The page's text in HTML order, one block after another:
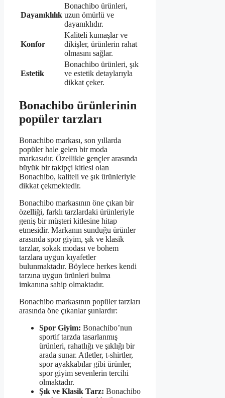
Dayanıklılık
Bonachibo ürünleri,
uzun ömürlü ve
dayanıklıdır.
Konfor
Kaliteli kumaşlar ve
dikişler, ürünlerin rahat
olmasını sağlar.
Estetik
Bonachibo ürünleri, şık
ve estetik detaylarıyla
dikkat çeker.
Bonachibo ürünlerinin
popüler tarzları
Bonachibo markası, son yıllarda
popüler hale gelen bir moda
markasıdır. Özellikle gençler arasında
büyük bir takipçi kitlesi olan
Bonachibo, kaliteli ve şık ürünleriyle
dikkat çekmektedir.
Bonachibo markasının öne çıkan bir
özelliği, farklı tarzlardaki ürünleriyle
geniş bir müşteri kitlesine hitap
etmesidir. Markanın sunduğu ürünler
arasında spor giyim, şık ve klasik
tarzlar, sokak modası ve bohem
tarzlara uygun kıyafetler
bulunmaktadır. Böylece herkes kendi
tarzına uygun ürünleri bulma
imkanına sahip olmaktadır.
Bonachibo markasının popüler tarzları
arasında öne çıkanlar şunlardır:
Spor Giyim: Bonachibo’nun
sportif tarzda tasarlanmış
ürünleri, rahatlığı ve şıklığı bir
arada sunar. Atletler, t-shirtler,
spor ayakkabılar gibi ürünler,
spor giyim sevenlerin tercihi
olmaktadır.
Şık ve Klasik Tarz: Bonachibo